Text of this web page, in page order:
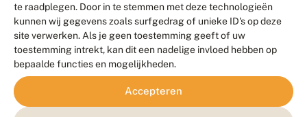
te raadplegen. Door in te stemmen met deze technologieën
kunnen wij gegevens zoals surfgedrag of unieke ID's op deze
site verwerken. Als je geen toestemming geeft of uw
toestemming intrekt, kan dit een nadelige invloed hebben op
bepaalde functies en mogelijkheden.
Accepteren
Contact
Veelgestelde vragen
Meld waarnemingen© 2026 Vlinderstichting
Duurzaam ontwikkeld door
Go2People
, ontworpen door
Blue Field Agency
Privacy
Disclaimer
Sitemap